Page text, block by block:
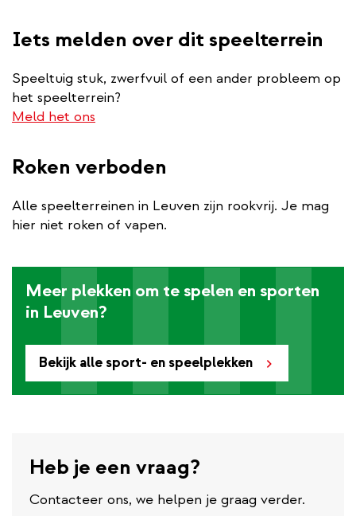
Iets melden over dit speelterrein
Speeltuig stuk, zwerfvuil of een ander probleem op
het speelterrein?
Meld het ons
Roken verboden
Alle speelterreinen in Leuven zijn rookvrij. Je mag
hier niet roken of vapen.
Bekijk alle sport- en speelplekken
Meer plekken om te spelen en sporten
in Leuven?
Heb je een vraag?
Contacteer ons, we helpen je graag verder.